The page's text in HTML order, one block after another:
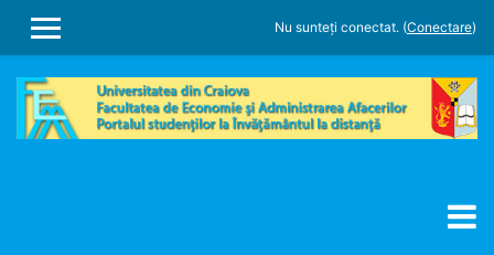
PANOU LATERAL
Nu sunteți conectat. (Conectare)